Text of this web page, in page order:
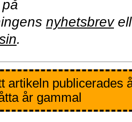
nyhetsbrev
.
artikeln publicerades
år gammal